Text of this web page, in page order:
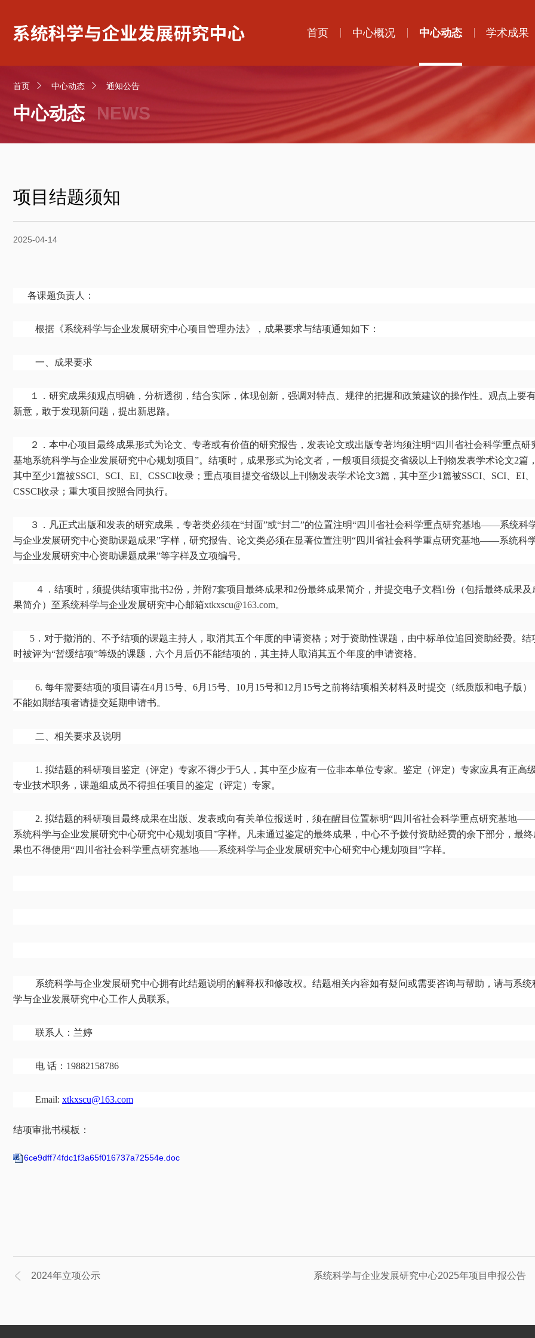
首页 中心概况 中心动态 学术成果
首页 中心动态 通知公告
中心动态 NEWS
项目结题须知
2025-04-14
各课题负责人：
根据《系统科学与企业发展研究中心项目管理办法》，成果要求与结项通知如下：
一、成果要求
１．研究成果须观点明确，分析透彻，结合实际，体现创新，强调对特点、规律的把握和政策建议的操作性。观点上要
新意，敢于发现新问题，提出新思路。
２．本中心项目最终成果形式为论文、专著或有价值的研究报告，发表论文或出版专著均须注明“四川省社会科学重点研
基地系统科学与企业发展研究中心规划项目”。结项时，成果形式为论文者，一般项目须提交省级以上刊物发表学术论文2篇，
其中至少1篇被SSCI、SCI、EI、CSSCI收录；重点项目提交省级以上刊物发表学术论文3篇，其中至少1篇被SSCI、SCI、EI、
CSSCI收录；重大项目按照合同执行。
３．凡正式出版和发表的研究成果，专著类必须在“封面”或“封二”的位置注明“四川省社会科学重点研究基地——系统科
与企业发展研究中心资助课题成果”字样，研究报告、论文类必须在显著位置注明“四川省社会科学重点研究基地——系统科
与企业发展研究中心资助课题成果”等字样及立项编号。
４．结项时，须提供结项审批书2份，并附7套项目最终成果和2份最终成果简介，并提交电子文档1份（包括最终成果及
果简介）至系统科学与企业发展研究中心邮箱xtkxscu@163.com。
5 ．对于撤消的、不予结项的课题主持人，取消其五个年度的申请资格；对于资助性课题，由中标单位追回资助经费。结
时被评为“暂缓结项”等级的课题，六个月后仍不能结项的，其主持人取消其五个年度的申请资格。
6. 每年需要结项的项目请在4月15号、6月15号、10月15号和12月15号之前将结项相关材料及时提交（纸质版和电子版）
不能如期结项者请提交延期申请书。
二、相关要求及说明
1. 拟结题的科研项目鉴定（评定）专家不得少于5人，其中至少应有一位非本单位专家。鉴定（评定）专家应具有正高
专业技术职务，课题组成员不得担任项目的鉴定（评定）专家。
2. 拟结题的科研项目最终成果在出版、发表或向有关单位报送时，须在醒目位置标明“四川省社会科学重点研究基地
系统科学与企业发展研究中心研究中心规划项目”字样。凡未通过鉴定的最终成果，中心不予拨付资助经费的余下部分，最终
果也不得使用“四川省社会科学重点研究基地——系统科学与企业发展研究中心研究中心规划项目”字样。
系统科学与企业发展研究中心拥有此结题说明的解释权和修改权。结题相关内容如有疑问或需要咨询与帮助，请与系统
学与企业发展研究中心工作人员联系。
联系人：兰婷
电 话：19882158786
Email: xtkxscu@163.com
结项审批书模板：
6ce9dff74fdc1f3a65f016737a72554e.doc
2024年立项公示 系统科学与企业发展研究中心2025年项目申报公告